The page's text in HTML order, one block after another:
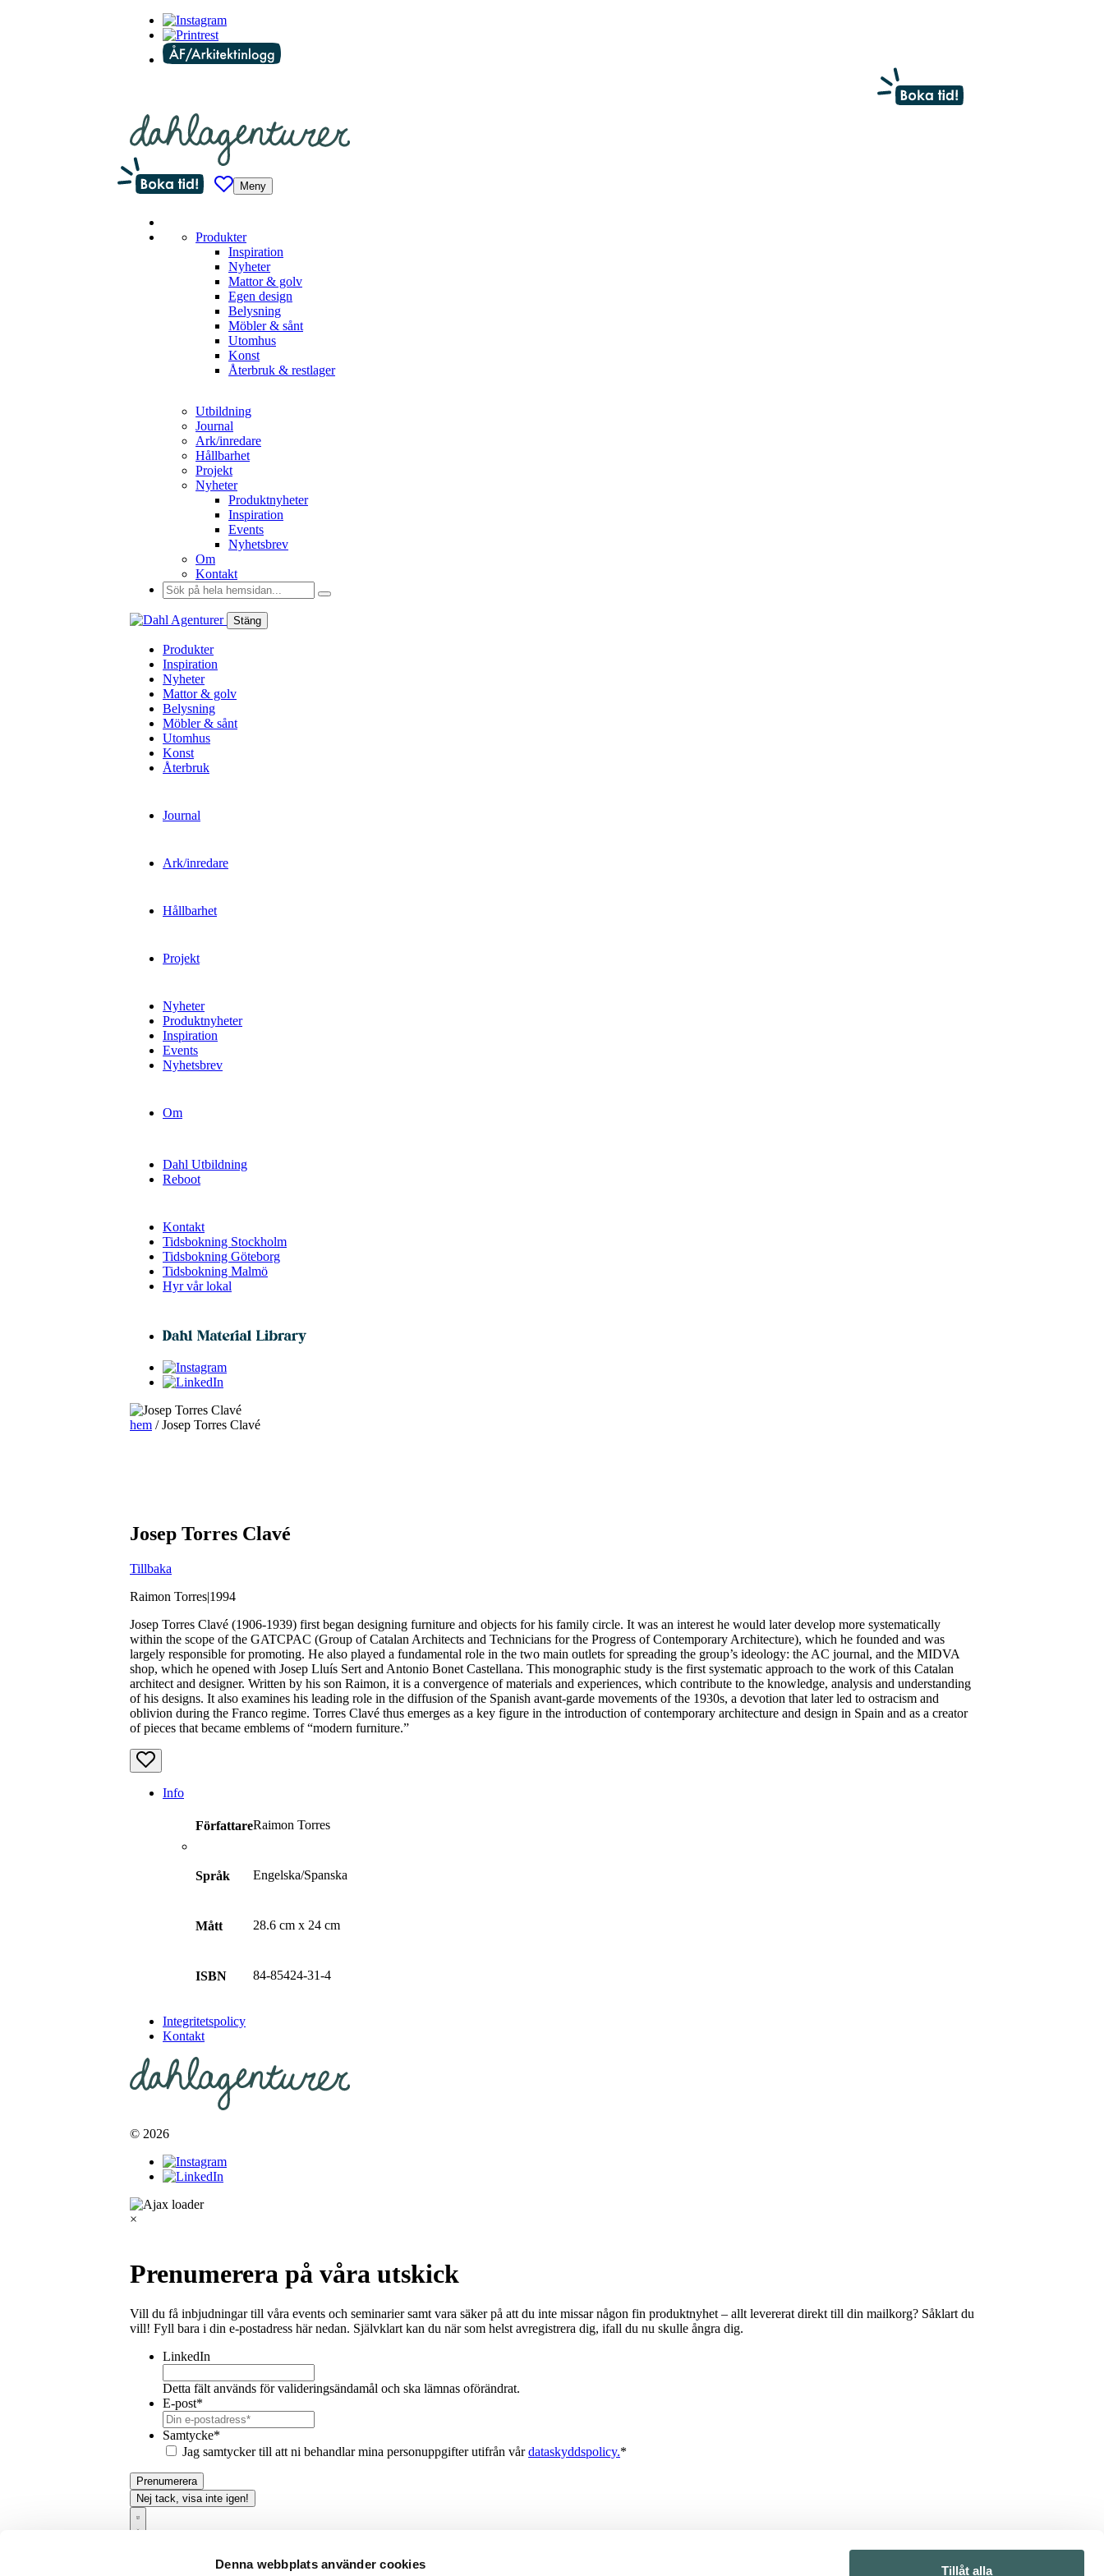
Denna webbplats använder cookies Tillåt alla
Meny
Produkter
Inspiration
Nyheter
Mattor & golv
Egen design
Belysning
Möbler & sånt
Utomhus
Konst
Återbruk & restlager
Utbildning
Journal
Ark/inredare
Hållbarhet
Projekt
Nyheter
Produktnyheter
Inspiration
Events
Nyhetsbrev
Om
Kontakt
Sök
efter:
Stäng
Produkter
Inspiration
Nyheter
Mattor & golv
Belysning
Möbler & sånt
Utomhus
Konst
Återbruk
Journal
Ark/inredare
Hållbarhet
Projekt
Nyheter
Produktnyheter
Inspiration
Events
Nyhetsbrev
Om
Dahl Utbildning
Reboot
Kontakt
Tidsbokning Stockholm
Tidsbokning Göteborg
Tidsbokning Malmö
Hyr vår lokal
hem / Josep Torres Clavé
Josep Torres Clavé
Tillbaka
Raimon Torres|1994
Josep Torres Clavé (1906-1939) first began designing furniture and objects for his family circle. It was an interest he would later develop more systematically
within the scope of the GATCPAC (Group of Catalan Architects and Technicians for the Progress of Contemporary Architecture), which he founded and was
largely responsible for promoting. He also played a fundamental role in the two main outlets for spreading the group’s ideology: the AC journal, and the MIDVA
shop, which he opened with Josep Lluís Sert and Antonio Bonet Castellana. This monographic study is the first systematic approach to the work of this Catalan
architect and designer. Written by his son Raimon, it is a convergence of materials and experiences, which contribute to the knowledge, analysis and understanding
of his designs. It also examines his leading role in the diffusion of the Spanish avant-garde movements of the 1930s, a devotion that later led to ostracism and
oblivion during the Franco regime. Torres Clavé thus emerges as a key figure in the introduction of contemporary architecture and design in Spain and as a creator
of pieces that became emblems of “modern furniture.”
Info
FörfattareRaimon Torres
Språk Engelska/Spanska
Mått 28.6 cm x 24 cm
ISBN 84-85424-31-4
Integritetspolicy
Kontakt
© 2026
×
Prenumerera på våra utskick
Vill du få inbjudningar till våra events och seminarier samt vara säker på att du inte missar någon fin produktnyhet – allt levererat direkt till din mailkorg? Såklart du
vill! Fyll bara i din e-postadress här nedan. Självklart kan du när som helst avregistrera dig, ifall du nu skulle ångra dig.
LinkedIn
Detta fält används för valideringsändamål och ska lämnas oförändrat.
E-post*
Samtycke*
Jag samtycker till att ni behandlar mina personuppgifter utifrån vårdataskyddspolicy.*
Prenumerera
Nej tack, visa inte igen!
Spara till produktlista